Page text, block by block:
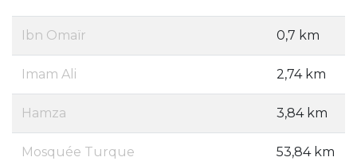
Ibn Omaïr 0,7 km
Imam Ali 2,74 km
Hamza 3,84 km
Mosquée Turque 53,84 km